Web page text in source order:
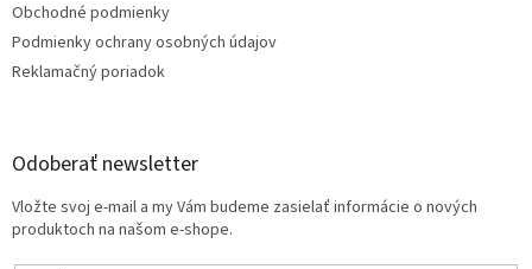
Obchodné podmienky
Podmienky ochrany osobných údajov
Reklamačný poriadok
Odoberať newsletter
Vložte svoj e-mail a my Vám budeme zasielať informácie o nových
produktoch na našom e-shope.